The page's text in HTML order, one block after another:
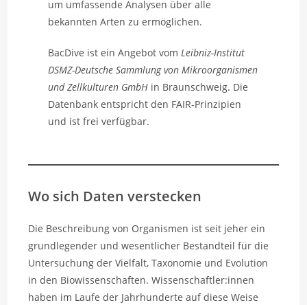
um umfassende Analysen über alle
bekannten Arten zu ermöglichen.
BacDive ist ein Angebot vomLeibniz-Institut
DSMZ-Deutsche Sammlung von Mikroorganismen
und Zellkulturen GmbH in Braunschweig. Die
Datenbank entspricht den FAIR-Prinzipien
und ist frei verfügbar.
Wo sich Daten verstecken
Die Beschreibung von Organismen ist seit jeher ein
grundlegender und wesentlicher Bestandteil für die
Untersuchung der Vielfalt, Taxonomie und Evolution
in den Biowissenschaften. Wissenschaftler:innen
haben im Laufe der Jahrhunderte auf diese Weise